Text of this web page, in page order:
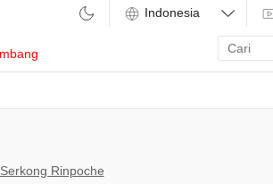
Enter
search
term
Rinpoche